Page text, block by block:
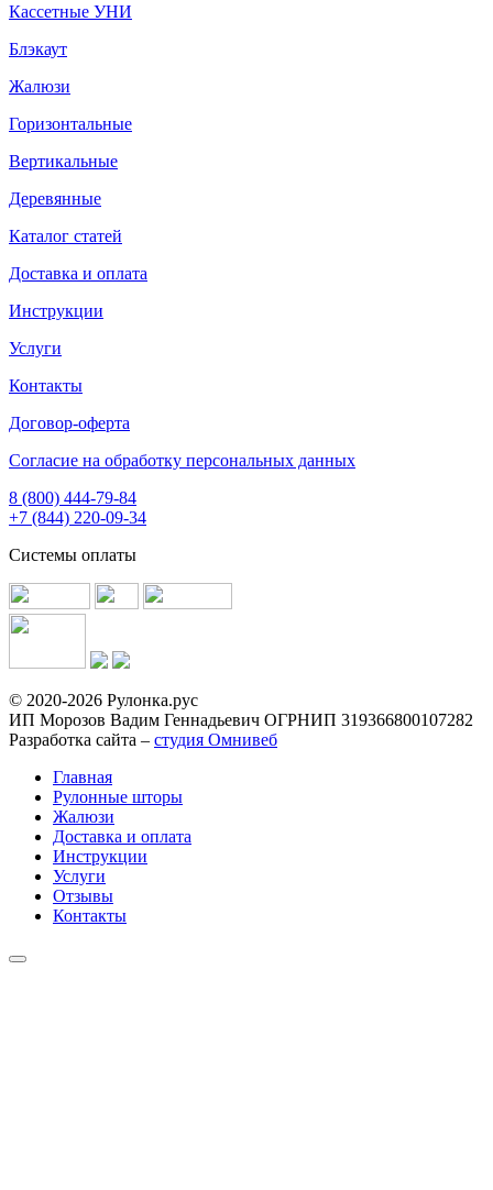
Кассетные УНИ
Блэкаут
Жалюзи
Горизонтальные
Вертикальные
Деревянные
Каталог статей
Доставка и оплата
Инструкции
Услуги
Контакты
Договор-оферта
Согласие на обработку персональных данных
8 (800) 444-79-84
+7 (844) 220-09-34
Системы оплаты
© 2020-2026 Рулонка.рус
ИП Морозов Вадим Геннадьевич ОГРНИП 319366800107282
Разработка сайта – студия Омнивеб
Главная
Рулонные шторы
Жалюзи
Доставка и оплата
Инструкции
Услуги
Отзывы
Контакты